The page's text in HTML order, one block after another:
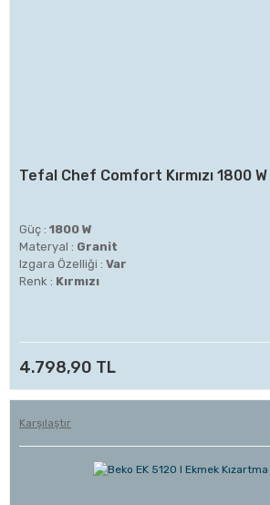
Tefal Chef Comfort Kırmızı 1800
Güç : 1800 W
Materyal : Granit
Izgara Özelliği : Var
Renk : Kırmızı
4.798,90 TL
Karşılaştır